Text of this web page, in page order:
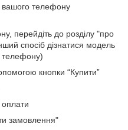
телефону
перейдіть до розділу "про
спосіб дізнатися модель
телефону)
кнопки “Купити”
оплати
замовлення"